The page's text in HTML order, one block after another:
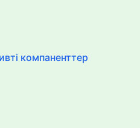
компаненттер